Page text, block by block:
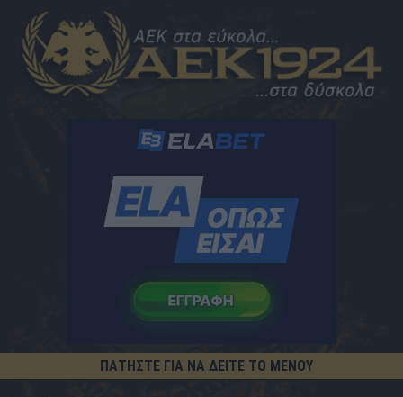
ΠΑΤΗΣΤΕ ΓΙΑ ΝΑ ΔΕΙΤΕ ΤΟ ΜΕΝΟΥ